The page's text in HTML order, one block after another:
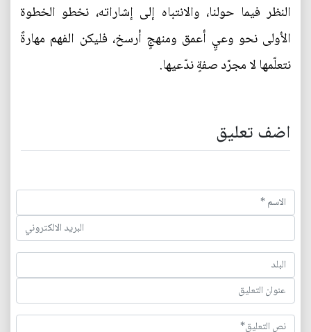
النظر فيما حولنا، والانتباه إلى إشاراته، نخطو الخطوة
الأولى نحو وعيٍ أعمق ومنهجٍ أرسخ، فليكن الفهم مهارةً
نتعلّمها لا مجرّد صفةٍ ندّعيها.
اضف تعليق